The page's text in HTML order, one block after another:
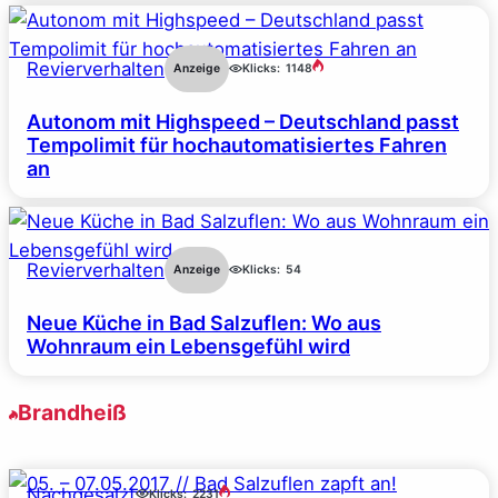
Revierverhalten Anzeige Klicks: 1148
Autonom mit Highspeed – Deutschland passt
Tempolimit für hochautomatisiertes Fahren
an
Revierverhalten Anzeige Klicks: 54
Neue Küche in Bad Salzuflen: Wo aus
Wohnraum ein Lebensgefühl wird
Brandheiß
Klicks: 2231